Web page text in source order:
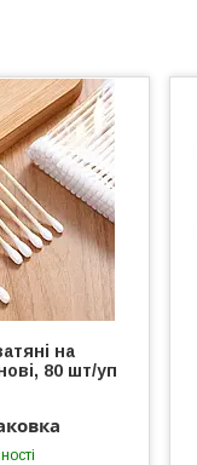
на
80 шт/уп